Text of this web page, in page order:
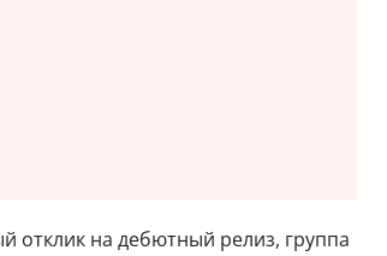
отклик на дебютный релиз, группа